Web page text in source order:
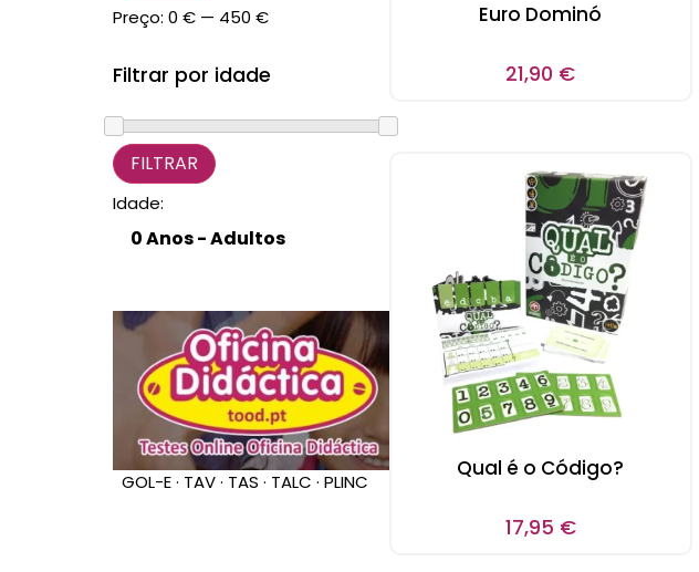
Preço: 0 € — 450 €
Filtrar por idade
Idade:
GOL-E · TAV · TAS · TALC · PLINC
Euro Dominó
21,90 €
Qual é o Código?
17,95 €